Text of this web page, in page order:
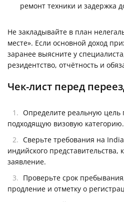
ремонт техники и задержка
Не закладывайте в план
месте». Если основной доход
заранее выясните у
резидентство, отчётность и
Чек-лист перед
Определите реальную цель
подходящую визовую категорию.
Сверьте требования на
индийского представительства,
заявление.
Проверьте срок
продление и отметку о